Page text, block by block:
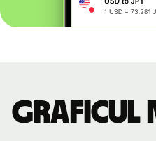
Graficul